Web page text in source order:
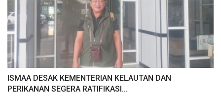
ISMAA DESAK KEMENTERIAN KELAUTAN DAN
PERIKANAN SEGERA RATIFIKASI...